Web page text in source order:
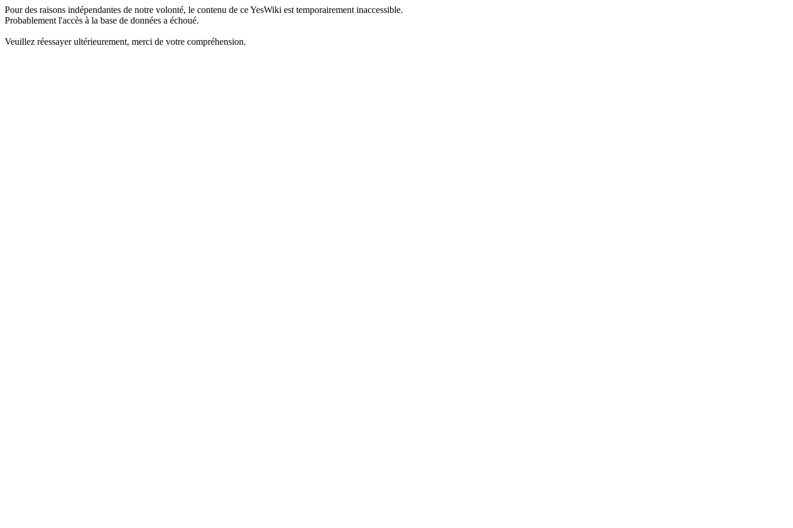
Pour des raisons indépendantes de notre volonté, le contenu de ce YesWiki est temporairement inaccessible.
Probablement l'accès à la base de données a échoué.
Veuillez réessayer ultérieurement, merci de votre compréhension.